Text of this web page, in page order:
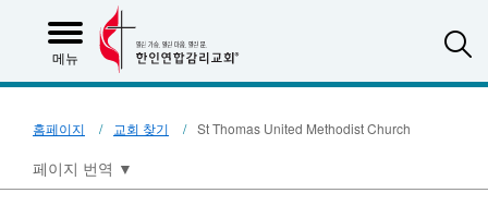
메뉴
홈페이지 교회 찾기 St Thomas United Methodist Church
페이지 번역 ▼